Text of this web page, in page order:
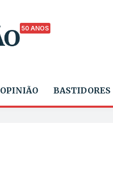
50 ANOS
OPINIÃO BASTIDORES